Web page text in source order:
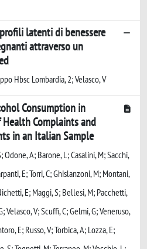
latenti di benessere
attraverso un
Hbsc Lombardia, 2; Velasco, V
Consumption in
Complaints and
in an Italian Sample
Odone, A; Barone, L; Casalini, M; Sacchi,
E; Torri, C; Ghislanzoni, M; Montani,
E; Maggi, S; Bellesi, M; Pacchetti,
Velasco, V; Scuffi, C; Gelmi, G; Veneruso,
E; Russo, V; Torbica, A; Lozza, E;